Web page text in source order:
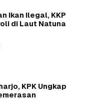
Ikan Ilegal, KKP
di Laut Natuna
KPK Ungkap